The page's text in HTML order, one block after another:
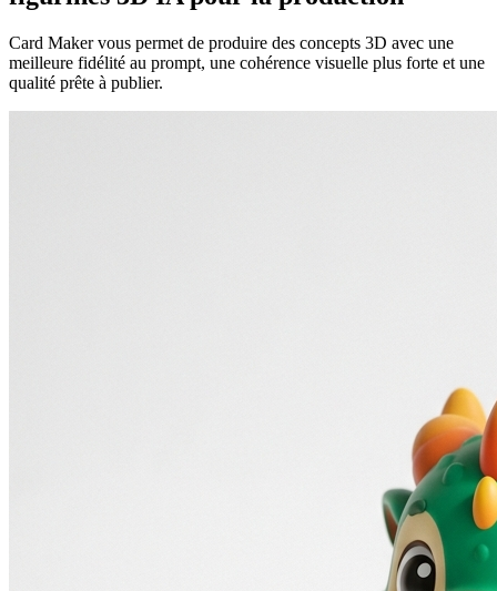
Card Maker vous permet de produire des concepts 3D avec une
meilleure fidélité au prompt, une cohérence visuelle plus forte et une
qualité prête à publier.